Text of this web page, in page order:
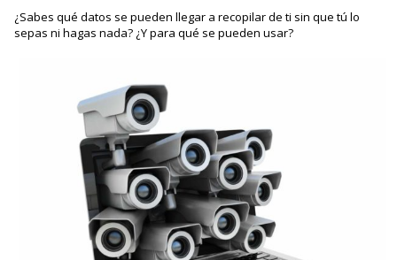
¿Sabes qué datos se pueden llegar a recopilar de ti sin que tú lo
sepas ni hagas nada? ¿Y para qué se pueden usar?